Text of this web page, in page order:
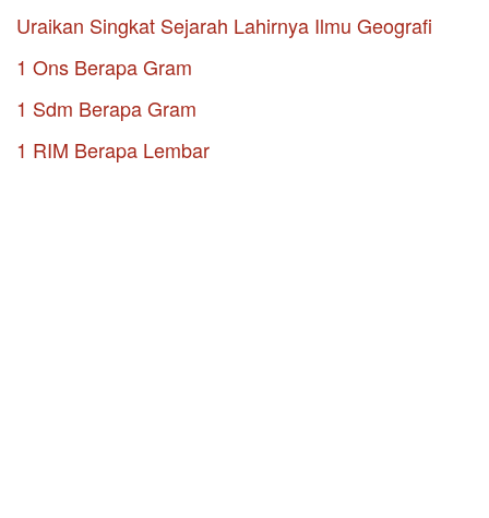
Uraikan Singkat Sejarah Lahirnya Ilmu Geografi
1 Ons Berapa Gram
1 Sdm Berapa Gram
1 RIM Berapa Lembar